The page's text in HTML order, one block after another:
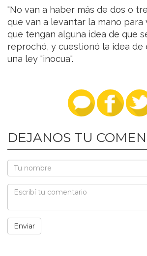
"No van a haber más de dos o
que van a levantar la mano
que tengan alguna idea de que
reprochó, y cuestionó la idea de
una ley "inocua".
DEJANOS TU